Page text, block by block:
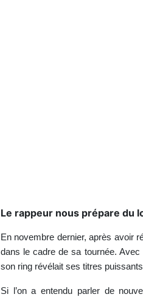
Le rappeur nous prépare du
En novembre dernier, après avoir
dans le cadre de sa tournée. Avec
son ring révélait ses titres
Si l’on a entendu parler de